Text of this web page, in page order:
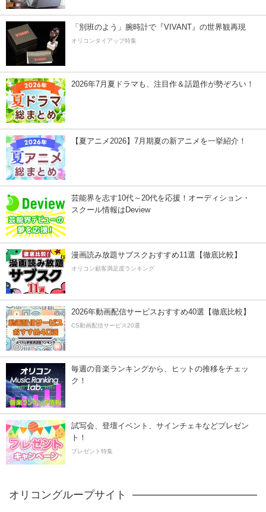
「別班のよう」腕時計で『VIVANT』の世界観再現
オリコンタイアップ特集
2026年7月夏ドラマも、注目作＆話題作が勢ぞろい！
【夏アニメ2026】7月期夏の新アニメを一挙紹介！
芸能界を志す10代～20代を応援！オーディション・
スクール情報はDeview
漫画読み放題サブスクおすすめ11選【徹底比較】
オリコン顧客満足度ランキング
2026年動画配信サービスおすすめ40選【徹底比較】
CS動画配信サービス20選
毎週の音楽ランキングから、ヒットの推移をチェッ
ク！
試写会、登壇イベント、サインチェキなどプレゼン
ト！
プレゼント特集
オリコングループサイト